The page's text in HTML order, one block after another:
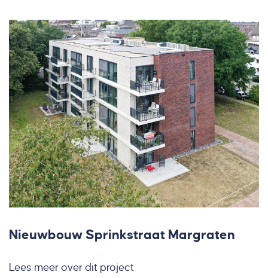
Nieuwbouw Sprinkstraat Margraten
Lees meer over dit project